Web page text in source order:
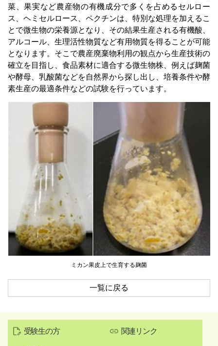
菜、果実など農産物の有機成分で多くを占めるセルロー
ス、ヘミセルロース、ペクチンは、特別な処理を加えるこ
とで微生物の栄養源となり、その結果生産される有機酸、
アルコール、生理活性物質など有用物質を得ることが可能
となります。そこで農産廃棄物利用の観点から生産技術の
確立を目指し、食品素材に適合する微生物株、例えば麹菌
や酵母、乳酸菌などを自然界から探し出し、培養条件や酵
素生産の最適条件などの試験を行っています。
ミカン果皮上で生育する麹菌
一覧に戻る
受験生の方 関連リンク